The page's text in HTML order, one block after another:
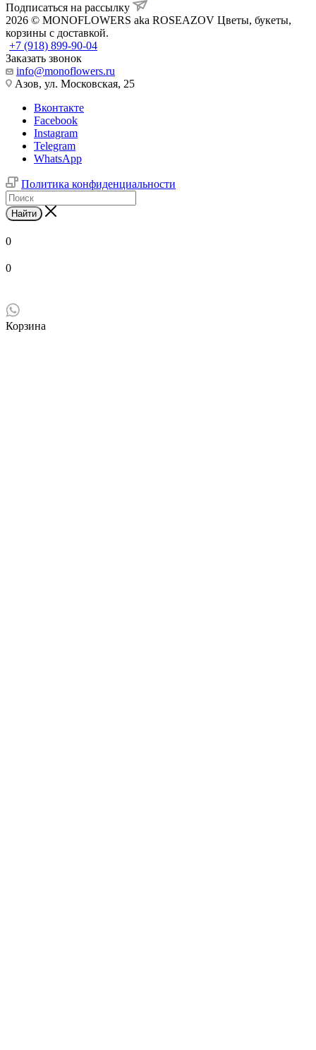
Подписаться на рассылку
2026 © MONOFLOWERS aka ROSEAZOV Цветы, букеты,
корзины с доставкой.
+7 (918) 899-90-04
Заказать звонок
info@monoflowers.ru
Азов, ул. Московская, 25
Вконтакте
Facebook
Instagram
Telegram
WhatsApp
Политика конфиденциальности
Найти
0
0
Корзина